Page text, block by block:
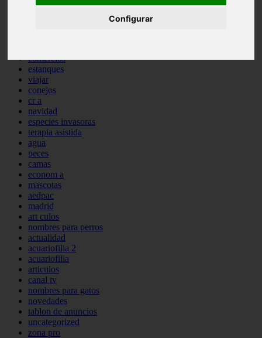
Configurar
ferias
comercios
estanques
viajar
conejos
cr a
navidad
especies invasoras
terapia asistida
agua
peces
camas
econom a
mascotas
aedpac
madrid
art culos
nombres para perros
actualidad
acuariofilia 2
acuariofilia
articulos
canal tv
nombres para gatos
novedades
tablon de anuncios
uncategorized
zona pro